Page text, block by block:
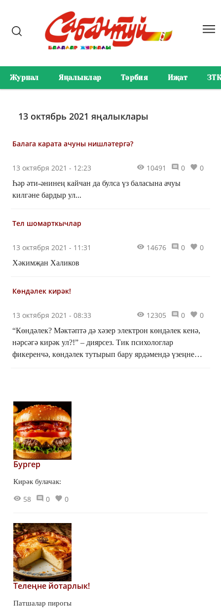
Журнал Яңалыклар Тәрбия Иҗат ЗТК
13 октябрь 2021 яңалыклары
Балага карата ачуны нишләтергә?
13 октября 2021 - 12:23 10491 0 0
Һәр әти-әнинең кайчан да булса үз баласына ачуы
килгәне бардыр ул...
Тел шомарткычлар
13 октября 2021 - 11:31 14676 0 0
Хәкимҗан Халиков
Көндәлек кирәк!
13 октября 2021 - 08:33 12305 0 0
“Көндәлек? Мәктәптә дә хәзер электрон көндәлек кенә,
нәрсәгә кирәк ул?!” – диярсез. Тик психологлар
фикеренчә, көндәлек тутырып бару ярдәмендә үзеңне
Бургер
Кирәк булачак:
58 0 0
Телеңне йотарлык!
Патшалар пирогы